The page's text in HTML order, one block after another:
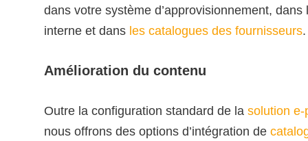
dans votre système d’approvisionnement, dans
interne et dans les catalogues des fournisseurs.
Amélioration du contenu
Outre la configuration standard de la solution
nous offrons des options d’intégration de